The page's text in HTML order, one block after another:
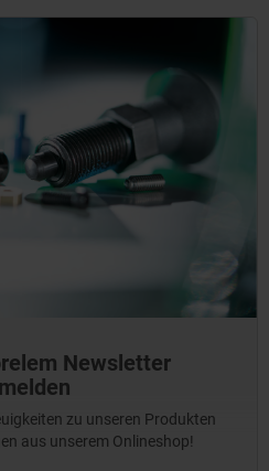
Newsletter
zu unseren Produkten
aus unserem Onlineshop!